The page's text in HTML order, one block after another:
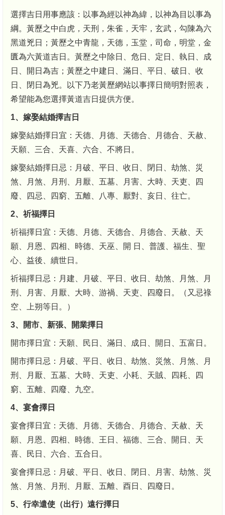
選擇吉日用事應該：以事為經以神為緯，以神為目以事為
綱。黃歷之中白虎，天刑，朱雀，天牢，玄武，勾陳為六
黑道兇日；黃歷之中青龍，天德，玉堂，司命，明堂，金
匱為六黃道吉日。黃歷之中除日、危日、定日、執日、成
日、開日為吉；黃歷之中建日、滿日、平日、破日、收
日、閉日為兇。以下乃老黃歷網站以事擇日簡明對照表，
希望能為您選擇黃道吉日提供方便。
1、嫁娶結婚擇吉日
嫁娶結婚擇日宜：天德、月德、天德合、月德合、天赦、
天願、三合、天喜、六合、不將日。
嫁娶結婚擇日忌：月破、平日、收日、閉日、劫煞、災
煞、月煞、月刑、月厭、五墓、月害、大時、天吏、四
廢、四忌、四窮、五離、八專、厭對、亥日、往亡。
2、祈福擇日
祈福擇日宜：天德、月德、天德合、月德合、天赦、天
願、月恩、四相、時德、天巫、開 日、普護、福生、聖
心、益後、續世日。
祈福擇日忌：月建、月破、平日、收日、劫煞、月煞、月
刑、月害、月厭、大時、游禍、天吏、四廢日。（又忌祿
空、上朔等日。）
3、開市、新張、開業擇日
開市擇日宜：天願、民日、滿日、成日、開日、五富日。
開市擇日忌：月破、平日、收日、劫煞、災煞、月煞、月
刑、月厭、五墓、大時、天吏、小耗、天賊、四耗、四
窮、五離、四廢、九空。
4、宴會擇日
宴會擇日宜：天德、月德、天德合、月德合、天赦、天
願、月恩、四相、時德、王日、福德、三合、開日、天
喜、民日、六合、五合日。
宴會擇日忌：月破、平日、收日、閉日、月害、劫煞、災
煞、月煞、月刑、月厭、五離、酉日、四廢日。
5、行幸遣使（出行）遠行擇日